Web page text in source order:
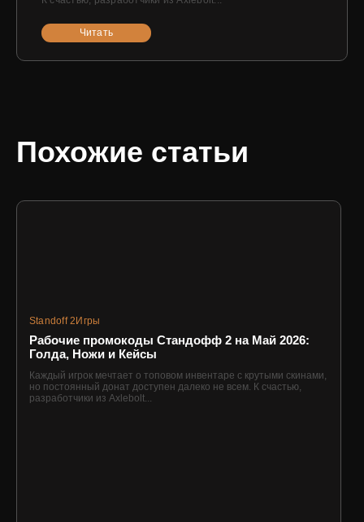
Читать
Похожие статьи
Standoff 2 Игры
Рабочие промокоды Стандофф 2 на Май 2026:
Голда, Ножи и Кейсы
Каждый игрок мечтает о топовом инвентаре с крутыми скинами,
но постоянный донат доступен далеко не всем. К счастью,
разработчики из Axlebolt...